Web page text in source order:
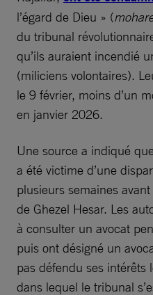
l’égard de Dieu » (
du tribunal
qu’ils auraient incendié
(miliciens volontaires).
le 9 février, moins d’un
en janvier 2026.
Une source a indiqué
a été victime d’une
plusieurs semaines
de Ghezel Hesar. Les
à consulter un avocat
puis ont désigné un
pas défendu ses intérêts
dans lequel le tribunal